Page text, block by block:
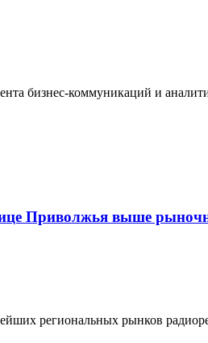
бизнес-коммуникаций и
Приволжья выше
региональных рынков